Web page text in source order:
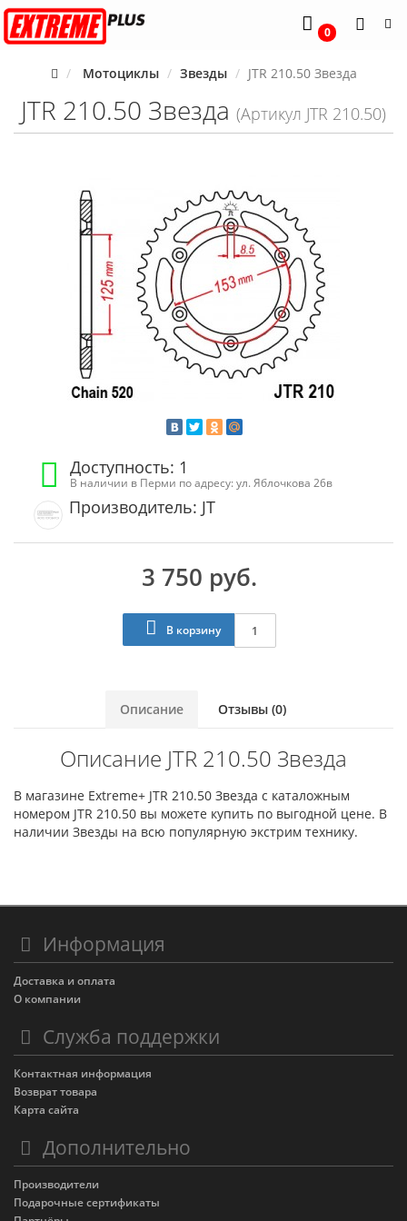
0
Мотоциклы Звезды JTR 210.50 Звезда
JTR 210.50 Звезда (Артикул JTR 210.50)
Доступность: 1
В наличии в Перми по адресу: ул. Яблочкова 26в
Производитель: JT
3 750 руб.
В корзину
Описание Отзывы (0)
Описание JTR 210.50 Звезда
В магазине Extreme+ JTR 210.50 Звезда с каталожным
номером JTR 210.50 вы можете купить по выгодной цене. В
наличии Звезды на всю популярную экстрим технику.
Информация
Доставка и оплата
О компании
Служба поддержки
Контактная информация
Возврат товара
Карта сайта
Дополнительно
Производители
Подарочные сертификаты